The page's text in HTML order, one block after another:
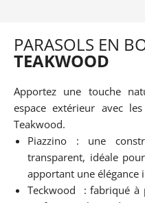
PARASOLS EN
TEAKWOOD
Apportez une touche
espace extérieur avec
Teakwood.
Piazzino : une
transparent, idéale
apportant une élégance
Teckwood : fabriqué à